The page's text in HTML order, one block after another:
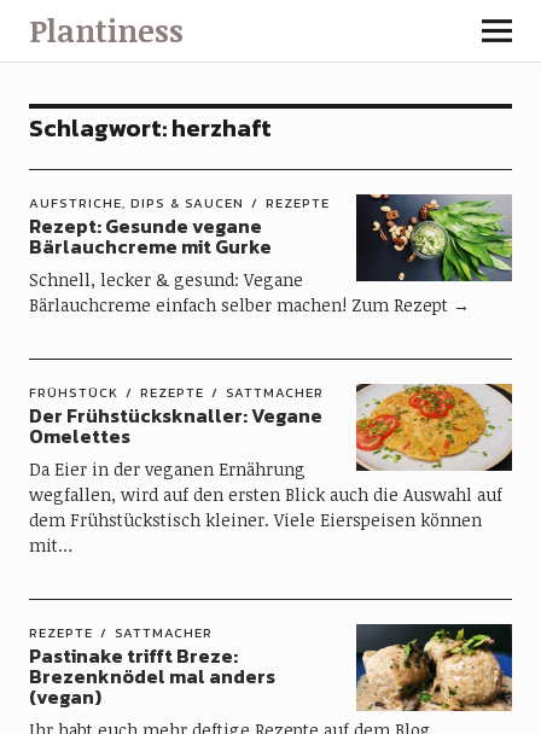
Plantiness
Schlagwort:herzhaft
AUFSTRICHE, DIPS & SAUCEN REZEPTE
Rezept: Gesunde vegane
Bärlauchcreme mit Gurke
Schnell, lecker & gesund: Vegane
Bärlauchcreme einfach selber machen! Zum Rezept →
FRÜHSTÜCK REZEPTE SATTMACHER
Der Frühstücksknaller: Vegane
Omelettes
Da Eier in der veganen Ernährung
wegfallen, wird auf den ersten Blick auch die Auswahl auf
dem Frühstückstisch kleiner. Viele Eierspeisen können
mit…
REZEPTE SATTMACHER
Pastinake trifft Breze:
Brezenknödel mal anders
(vegan)